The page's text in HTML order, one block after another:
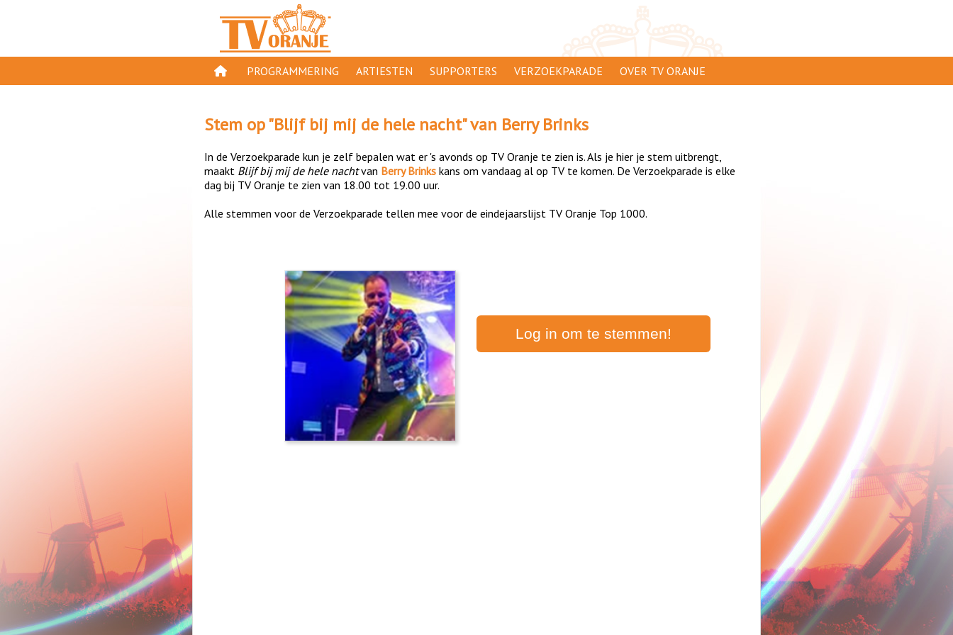
PROGRAMMERING
GESPEELD OP TV ORANJE
ORANJE KROON
TV ORANJE TOP 1000
11 VAN ORANJE
ARTIESTEN SUPPORTERS
AANMELDEN
VERZOEKPARADE OVER TV ORANJE
ADVERTEREN
PRIVACY
Stem op "Blijf bij mij de hele nacht" van Berry Brinks
In de Verzoekparade kun je zelf bepalen wat er 's avonds op TV Oranje te zien is. Als je hier je stem uitbrengt,
maakt Blijf bij mij de hele nachtvan Berry Brinks kans om vandaag al op TV te komen. De Verzoekparade is elke
dag bij TV Oranje te zien van 18.00 tot 19.00 uur.
Alle stemmen voor de Verzoekparade tellen mee voor de eindejaarslijst TV Oranje Top 1000.
Log in om te stemmen!